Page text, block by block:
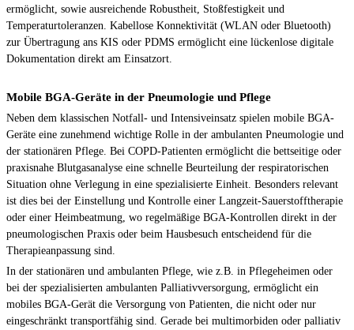
ermöglicht, sowie ausreichende Robustheit, Stoßfestigkeit und
Temperaturtoleranzen. Kabellose Konnektivität (WLAN oder Bluetooth)
zur Übertragung ans KIS oder PDMS ermöglicht eine lückenlose digitale
Dokumentation direkt am Einsatzort.
Mobile BGA-Geräte in der Pneumologie und Pflege
Neben dem klassischen Notfall- und Intensiveinsatz spielen mobile BGA-
Geräte eine zunehmend wichtige Rolle in der ambulanten Pneumologie und
der stationären Pflege. Bei COPD-Patienten ermöglicht die bettseitige oder
praxisnahe Blutgasanalyse eine schnelle Beurteilung der respiratorischen
Situation ohne Verlegung in eine spezialisierte Einheit. Besonders relevant
ist dies bei der Einstellung und Kontrolle einer Langzeit-Sauerstofftherapie
oder einer Heimbeatmung, wo regelmäßige BGA-Kontrollen direkt in der
pneumologischen Praxis oder beim Hausbesuch entscheidend für die
Therapieanpassung sind.
In der stationären und ambulanten Pflege, wie z.B. in Pflegeheimen oder
bei der spezialisierten ambulanten Palliativversorgung, ermöglicht ein
mobiles BGA-Gerät die Versorgung von Patienten, die nicht oder nur
eingeschränkt transportfähig sind. Gerade bei multimorbiden oder palliativ